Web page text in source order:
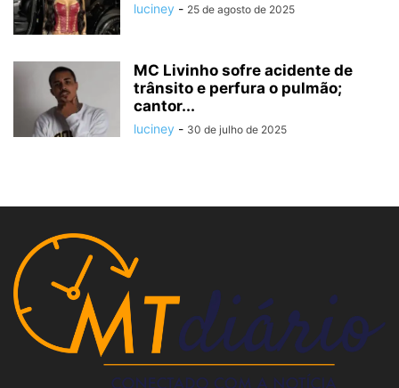
luciney - 25 de agosto de 2025
MC Livinho sofre acidente de
trânsito e perfura o pulmão;
cantor...
luciney - 30 de julho de 2025